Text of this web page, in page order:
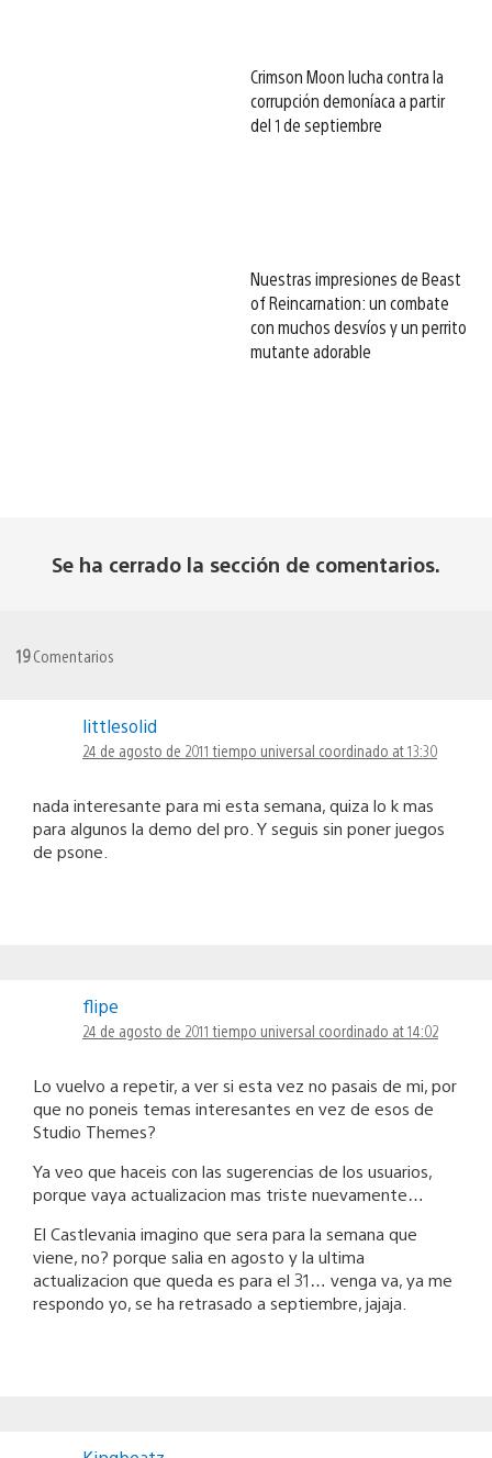
Crimson Moon lucha contra la
corrupción demoníaca a partir
del 1 de septiembre
Nuestras impresiones de Beast
of Reincarnation: un combate
con muchos desvíos y un perrito
mutante adorable
Se ha cerrado la sección de comentarios.
19Comentarios
littlesolid
24 de agosto de 2011 tiempo universal coordinado at 13:30
nada interesante para mi esta semana, quiza lo k mas
para algunos la demo del pro. Y seguis sin poner juegos
de psone.
flipe
24 de agosto de 2011 tiempo universal coordinado at 14:02
Lo vuelvo a repetir, a ver si esta vez no pasais de mi, por
que no poneis temas interesantes en vez de esos de
Studio Themes?
Ya veo que haceis con las sugerencias de los usuarios,
porque vaya actualizacion mas triste nuevamente…
El Castlevania imagino que sera para la semana que
viene, no? porque salia en agosto y la ultima
actualizacion que queda es para el 31… venga va, ya me
respondo yo, se ha retrasado a septiembre, jajaja.